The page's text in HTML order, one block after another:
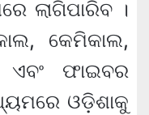
ଲାଗିପାରିବ ।
କେମିକାଲ,
ଫାଇବର
ଓଡ଼ିଶାକୁ